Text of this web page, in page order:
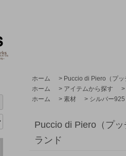
ホーム > Puccio di Piero（プッ
ホーム
> アイテムから探す >
ホーム
>素材 > シルバー925
Puccio di Piero（プ
ランド